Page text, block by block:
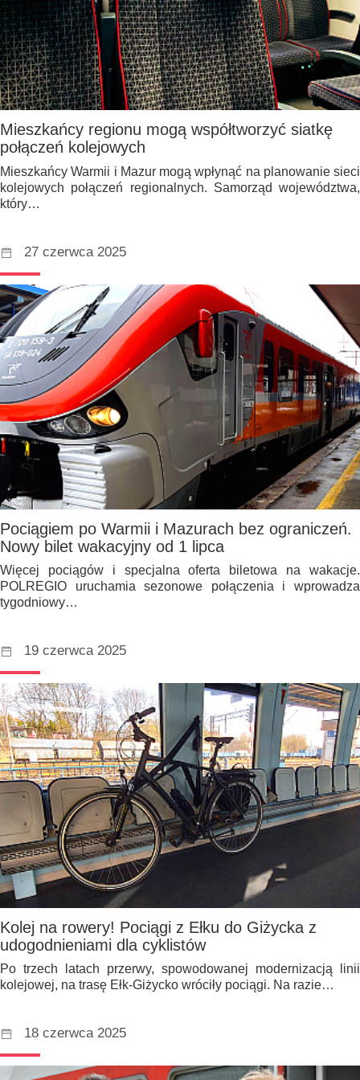
Mieszkańcy regionu mogą współtworzyć siatkę
połączeń kolejowych
Mieszkańcy Warmii i Mazur mogą wpłynąć na planowanie sieci
kolejowych połączeń regionalnych. Samorząd województwa,
który…
27 czerwca 2025
Pociągiem po Warmii i Mazurach bez ograniczeń.
Nowy bilet wakacyjny od 1 lipca
Więcej pociągów i specjalna oferta biletowa na wakacje.
POLREGIO uruchamia sezonowe połączenia i wprowadza
tygodniowy…
19 czerwca 2025
Kolej na rowery! Pociągi z Ełku do Giżycka z
udogodnieniami dla cyklistów
Po trzech latach przerwy, spowodowanej modernizacją linii
kolejowej, na trasę Ełk-Giżycko wróciły pociągi. Na razie…
18 czerwca 2025